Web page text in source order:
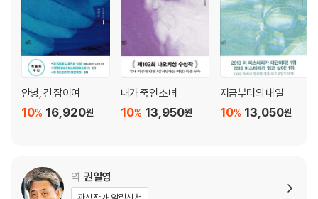
안녕, 긴 잠이여
16,920원
10%
내가 죽인 소녀
13,950원
10%
지금부터의 내일
13,050원
10%
역 권일영